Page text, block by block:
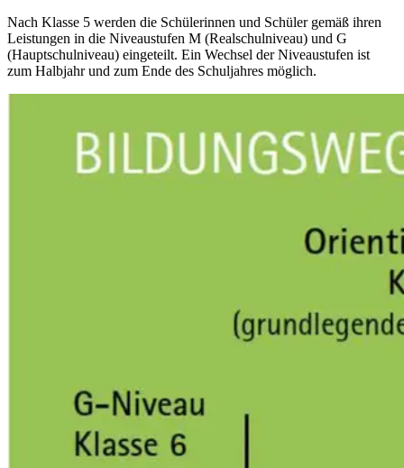
Nach Klasse 5 werden die Schülerinnen und Schüler gemäß ihren
Leistungen in die Niveaustufen M (Realschulniveau) und G
(Hauptschulniveau) eingeteilt. Ein Wechsel der Niveaustufen ist
zum Halbjahr und zum Ende des Schuljahres möglich.